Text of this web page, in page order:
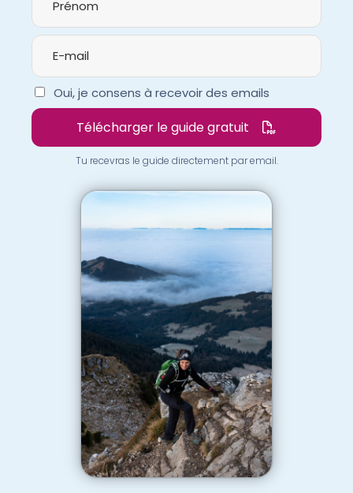
Oui, je consens à recevoir des emails
Télécharger le guide gratuit
Tu recevras le guide directement par email.